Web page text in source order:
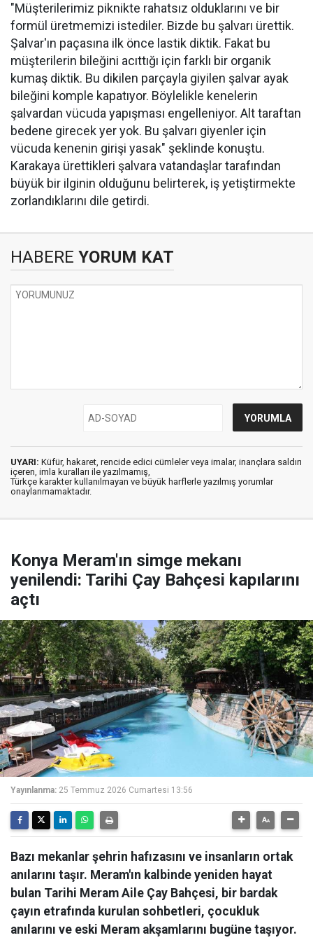
"Müşterilerimiz piknikte rahatsız olduklarını ve bir
formül üretmemizi istediler. Bizde bu şalvarı ürettik.
Şalvar'ın paçasına ilk önce lastik diktik. Fakat bu
müşterilerin bileğini acıttığı için farklı bir organik
kumaş diktik. Bu dikilen parçayla giyilen şalvar ayak
bileğini komple kapatıyor. Böylelikle kenelerin
şalvardan vücuda yapışması engelleniyor. Alt taraftan
bedene girecek yer yok. Bu şalvarı giyenler için
vücuda kenenin girişi yasak" şeklinde konuştu.
Karakaya ürettikleri şalvara vatandaşlar tarafından
büyük bir ilginin olduğunu belirterek, iş yetiştirmekte
zorlandıklarını dile getirdi.
HABERE YORUM KAT
UYARI: Küfür, hakaret, rencide edici cümleler veya imalar, inançlara saldırı
içeren, imla kuralları ile yazılmamış,
Türkçe karakter kullanılmayan ve büyük harflerle yazılmış yorumlar
onaylanmamaktadır.
Konya Meram'ın simge mekanı
yenilendi: Tarihi Çay Bahçesi kapılarını
açtı
Yayınlanma: 25 Temmuz 2026 Cumartesi 13:56
Bazı mekanlar şehrin hafızasını ve insanların ortak
anılarını taşır. Meram'ın kalbinde yeniden hayat
bulan Tarihi Meram Aile Çay Bahçesi, bir bardak
çayın etrafında kurulan sohbetleri, çocukluk
anılarını ve eski Meram akşamlarını bugüne taşıyor.